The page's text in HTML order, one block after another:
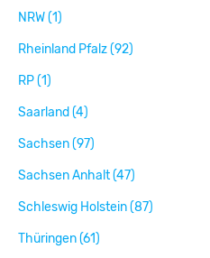
NRW (1)
Rheinland Pfalz (92)
RP (1)
Saarland (4)
Sachsen (97)
Sachsen Anhalt (47)
Schleswig Holstein (87)
Thüringen (61)